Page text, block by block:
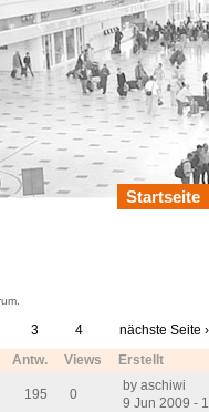
Startseite
3 4
nächste Seite ›
Antw. Views
Erstellt
195 0
by aschiwi
9 Jun 2009 -